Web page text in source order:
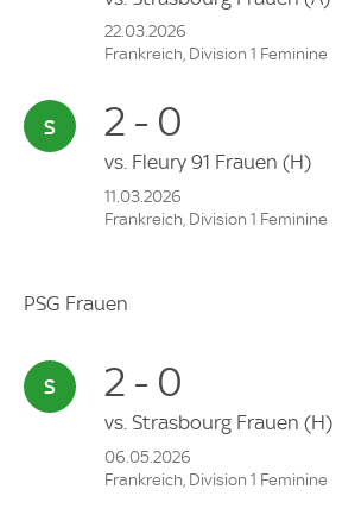
22.03.2026
Frankreich, Division 1 Feminine
2 - 0
vs. Fleury 91 Frauen (H)
11.03.2026
Frankreich, Division 1 Feminine
PSG Frauen
2 - 0
vs. Strasbourg Frauen (H)
06.05.2026
Frankreich, Division 1 Feminine